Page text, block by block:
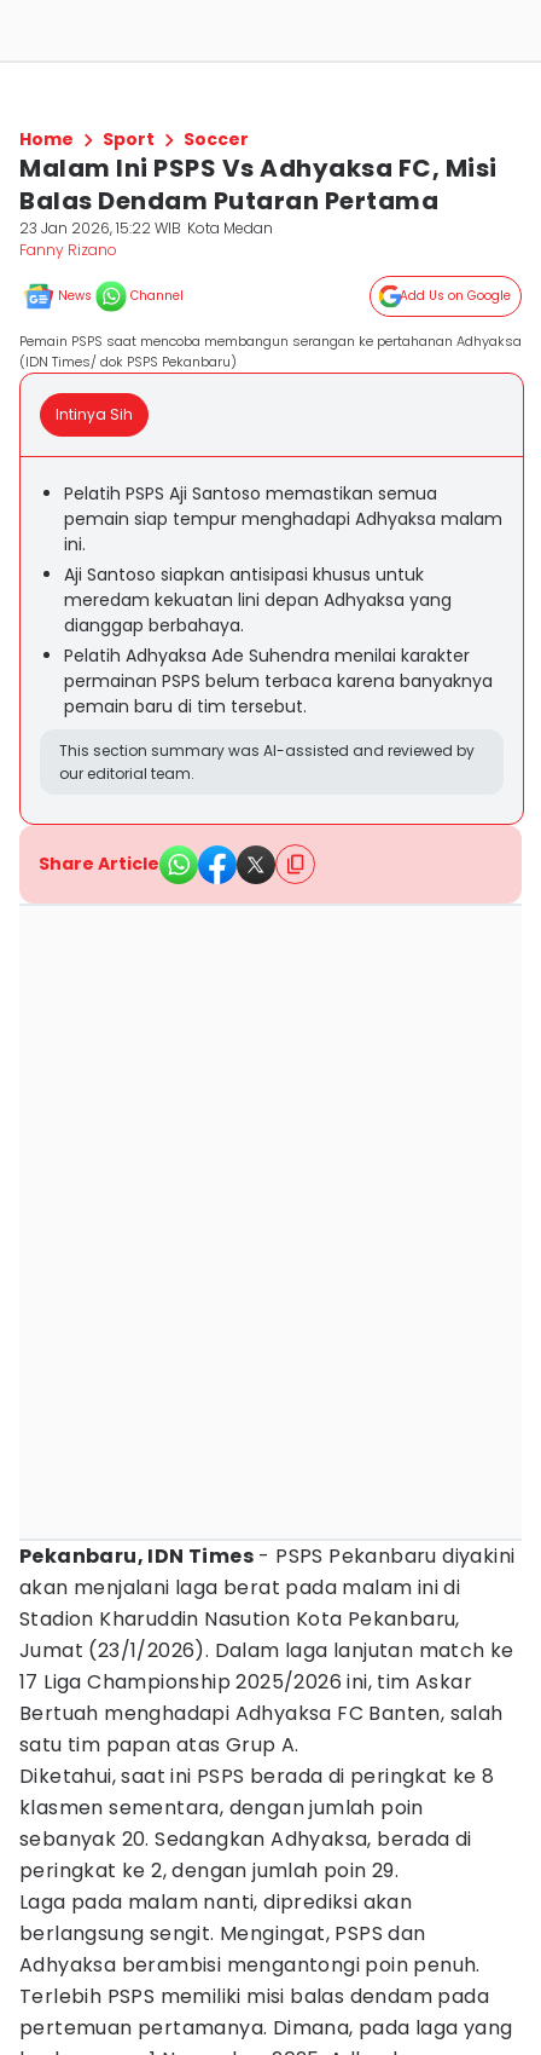
Home Sport Soccer
Malam Ini PSPS Vs Adhyaksa FC, Misi
Balas Dendam Putaran Pertama
23 Jan 2026, 15:22 WIB Kota Medan
Fanny Rizano
News Channel Add Us on Google
Pemain PSPS saat mencoba membangun serangan ke pertahanan Adhyaksa
(IDN Times/ dok PSPS Pekanbaru)
Intinya Sih
Pelatih PSPS Aji Santoso memastikan semua
pemain siap tempur menghadapi Adhyaksa malam
ini.
Aji Santoso siapkan antisipasi khusus untuk
meredam kekuatan lini depan Adhyaksa yang
dianggap berbahaya.
Pelatih Adhyaksa Ade Suhendra menilai karakter
permainan PSPS belum terbaca karena banyaknya
pemain baru di tim tersebut.
This section summary was AI-assisted and reviewed by
our editorial team.
Share Article
Pekanbaru, IDN Times - PSPS Pekanbaru diyakini
akan menjalani laga berat pada malam ini di
Stadion Kharuddin Nasution Kota Pekanbaru,
Jumat (23/1/2026). Dalam laga lanjutan match ke
17 Liga Championship 2025/2026 ini, tim Askar
Bertuah menghadapi Adhyaksa FC Banten, salah
satu tim papan atas Grup A.
Diketahui, saat ini PSPS berada di peringkat ke 8
klasmen sementara, dengan jumlah poin
sebanyak 20. Sedangkan Adhyaksa, berada di
peringkat ke 2, dengan jumlah poin 29.
Laga pada malam nanti, diprediksi akan
berlangsung sengit. Mengingat, PSPS dan
Adhyaksa berambisi mengantongi poin penuh.
Terlebih PSPS memiliki misi balas dendam pada
pertemuan pertamanya. Dimana, pada laga yang